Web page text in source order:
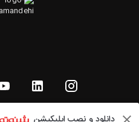
تمامی حقوق این